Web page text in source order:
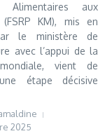
Alimentaires aux
KM), mis en
le ministère de
avec l’appui de la
vient de
étape décisive
2025